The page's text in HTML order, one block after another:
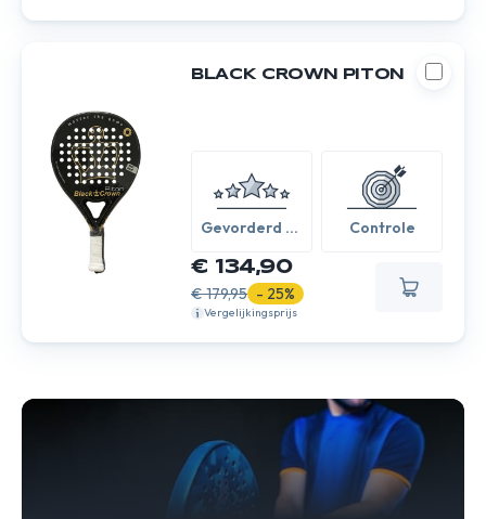
BLACK CROWN PITON
Gevorderd /
Controle
€ 134,90
€ 179,95 - 25%
Vergelijkingsprijs